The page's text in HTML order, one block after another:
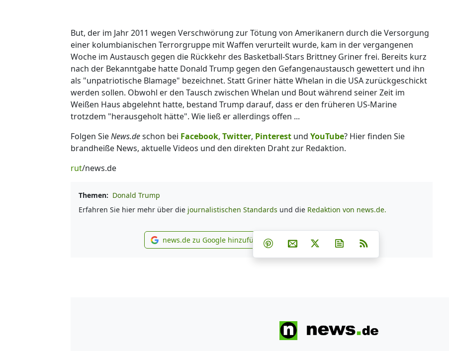
But, der im Jahr 2011 wegen Verschwörung zur Tötung von Amerikanern durch die Versorgung
einer kolumbianischen Terrorgruppe mit Waffen verurteilt wurde, kam in der vergangenen
Woche im Austausch gegen die Rückkehr des Basketball-Stars Brittney Griner frei. Bereits kurz
nach der Bekanntgabe hatte Donald Trump gegen den Gefangenaustausch gewettert und ihn
als "unpatriotische Blamage" bezeichnet. Statt Griner hätte Whelan in die USA zurückgeschickt
werden sollen. Obwohl er den Tausch zwischen Whelan und Bout während seiner Zeit im
Weißen Haus abgelehnt hatte, bestand Trump darauf, dass er den früheren US-Marine
trotzdem "herausgeholt hätte". Wie ließ er allerdings offen ...
Folgen SieNews.deschon bei Facebook, Twitter, Pinterest und YouTube? Hier finden Sie
brandheiße News, aktuelle Videos und den direkten Draht zur Redaktion.
rut/news.de
Themen: Donald Trump
Erfahren Sie hier mehr über die journalistischen Standards und die Redaktion von news.de.
news.de zu Google hinzufügen
news.de zu Google hinzufügen Teilen auf Facebook
Teilen auf Whatsapp
Teilen auf Telegram
Teilen auf Pinterest
Per E-Mail teilen
Post auf XNewsletter abonnieren